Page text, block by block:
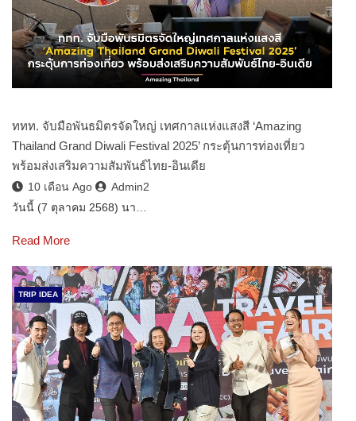
ททท. จับมือพันธมิตรจัดใหญ่ เทศกาลแห่งแสงสี ‘Amazing
Thailand Grand Diwali Festival 2025’ กระตุ้นการท่องเที่ยว
พร้อมส่งเสริมความสัมพันธ์ไทย-อินเดีย
10 เดือน Ago
Admin2
วันนี้ (7 ตุลาคม 2568) นา…
Read More
TRIP IDEA